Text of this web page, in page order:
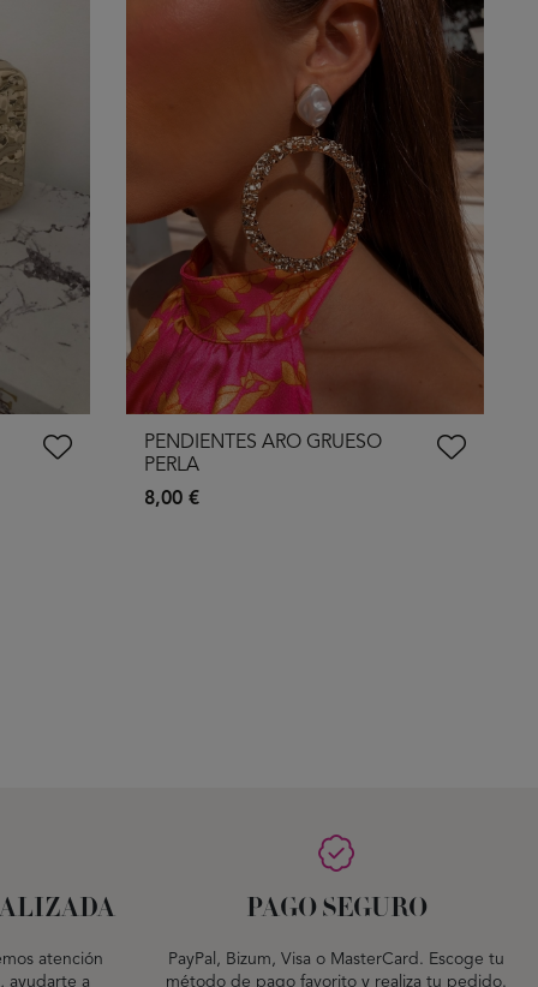
PENDIENTES ARO GRUESO
PERLA
8,00 €
atención
ayudarte a
PAGO SEGURO
PayPal, Bizum, Visa o MasterCard. Escoge tu
método de pago favorito y realiza tu pedido.